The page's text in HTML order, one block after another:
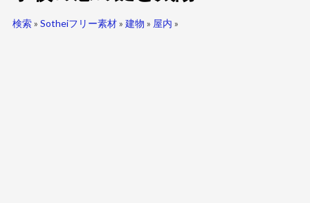
検索» Sotheiフリー素材» 建物 » 屋内 »